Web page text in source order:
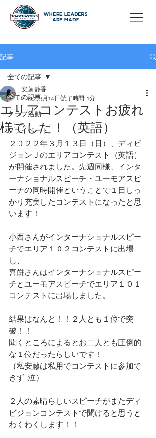
記事
全ての記事
クラブ活動
プライベート
全ての記事
エリアコンテストお疲れ
様でした！（英語）
安藤 静香
2022年3月14日 読了時間: 1分
２０２２年３月１３日（日）、ディビ
ジョンＪのエリアコンテスト（英語）
が開催されました。先週同様、インタ
ーナショナルスピーチ・ユーモアスピ
ーチの同時開催ということで１日しっ
かり充実したコンテストになったと思
います！
小西さんがインターナショナルスピー
チでエリア１０２コンテストに出場
し、
喜餅さんはインターナショナルスピー
チとユーモアスピーチでエリア１０１
コンテストに出場しました。
結果はなんと！！２人とも１位で突
破！！
聞くところによるとお二人とも圧倒的
な１位だったらしいです！
（私安藤は私用でコンテストに参加で
きず…泣）
２人の素晴らしいスピーチがまたディ
ビジョンコンテストで聞けると思うと
わくわくします！！